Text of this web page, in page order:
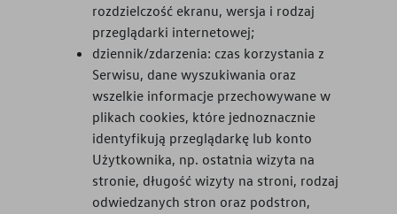
rozdzielczość ekranu, wersja i rodzaj
przeglądarki internetowej;
dziennik/zdarzenia: czas korzystania z
Serwisu, dane wyszukiwania oraz
wszelkie informacje przechowywane w
plikach cookies, które jednoznacznie
identyfikują przeglądarkę lub konto
Użytkownika, np. ostatnia wizyta na
stronie, długość wizyty na stroni, rodzaj
odwiedzanych stron oraz podstron,